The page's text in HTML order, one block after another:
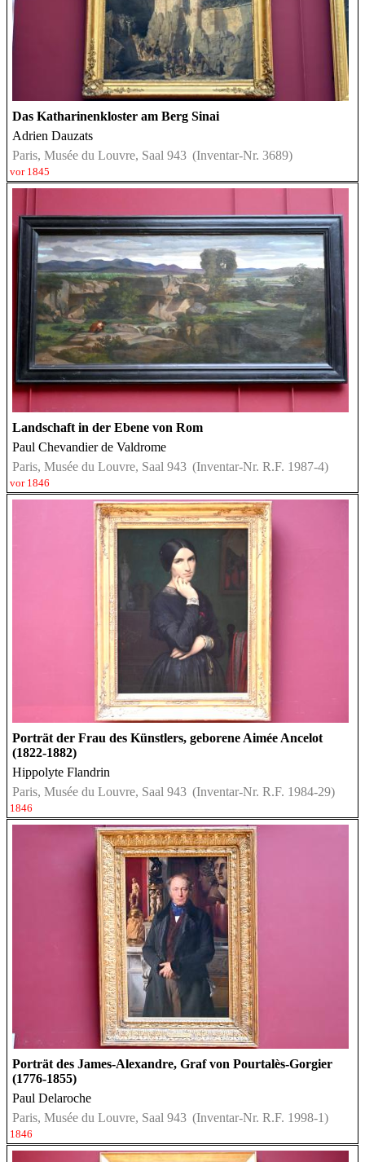
Das Katharinenkloster am Berg Sinai
Adrien Dauzats
Paris, Musée du Louvre, Saal 943 (Inventar-Nr. 3689)
vor 1845
Landschaft in der Ebene von Rom
Paul Chevandier de Valdrome
Paris, Musée du Louvre, Saal 943 (Inventar-Nr. R.F. 1987-4)
vor 1846
Porträt der Frau des Künstlers, geborene Aimée Ancelot
(1822-1882)
Hippolyte Flandrin
Paris, Musée du Louvre, Saal 943 (Inventar-Nr. R.F. 1984-29)
1846
Porträt des James-Alexandre, Graf von Pourtalès-Gorgier
(1776-1855)
Paul Delaroche
Paris, Musée du Louvre, Saal 943 (Inventar-Nr. R.F. 1998-1)
1846